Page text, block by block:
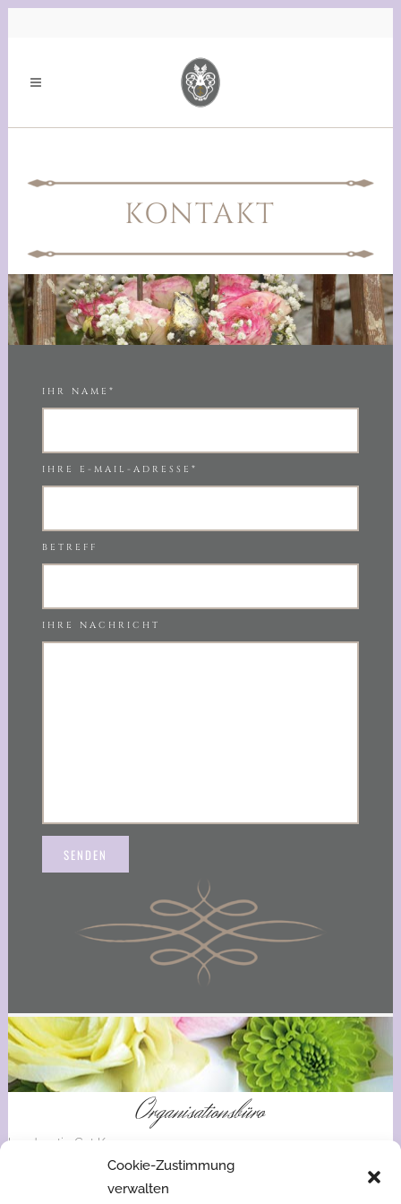
Cookie-Zustimmung
verwalten
KONTAKT
IHR NAME*
IHRE E-MAIL-ADRESSE*
BETREFF
IHRE NACHRICHT
Organisationsbüro
Landpartie Gut Kump
Herbartstraße 1